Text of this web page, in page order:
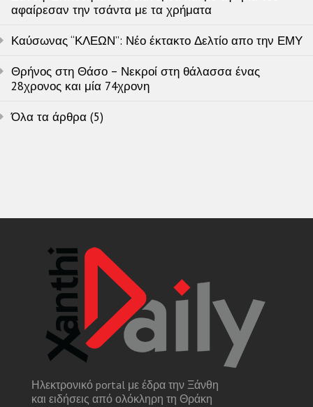
αφαίρεσαν την τσάντα με τα χρήματα
Καύσωνας “ΚΛΕΩΝ”: Νέο έκτακτο Δελτίο απο την ΕΜΥ
Θρήνος στη Θάσο – Νεκροί στη θάλασσα ένας
28χρονος και μία 74χρονη
Όλα τα άρθρα (5)
Ηλεκτρονικό portal με έδρα την Ξάνθη
και ειδήσεις από ολόκληρη τη Θράκη